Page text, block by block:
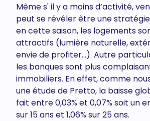
Même s' il y a moins d’activité,
peut se révéler être une
en cette saison, les logements
attractifs (lumière naturelle,
envie de profiter…). Autre
les banques sont plus
immobiliers. En effet, comme
une étude de Pretto, la baisse
fait entre 0,03% et 0,07% soit un
sur 15 ans et 1,06% sur 25 ans.